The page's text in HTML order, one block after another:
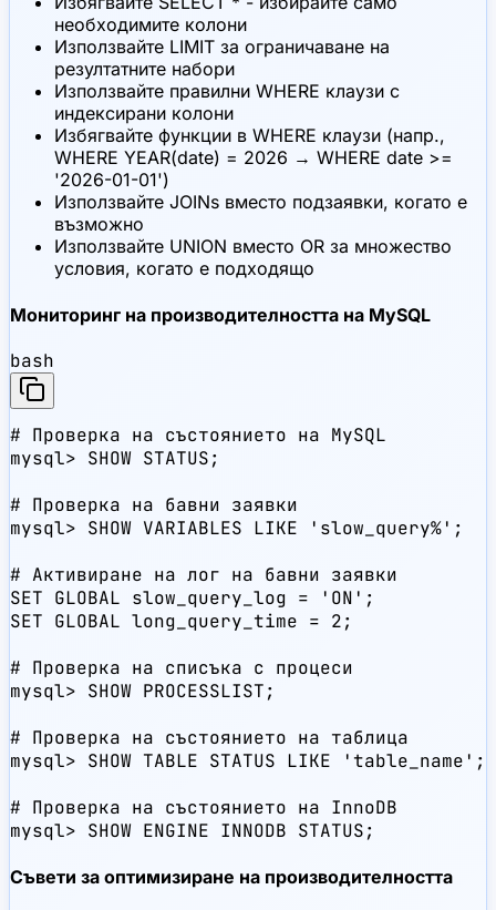
необходимите колони
Използвайте LIMIT за ограничаване на
резултатните набори
Използвайте правилни WHERE клаузи с
индексирани колони
Избягвайте функции в WHERE клаузи (напр.,
WHERE YEAR(date) = 2026 → WHERE date >=
'2026-01-01')
Използвайте JOINs вместо подзаявки, когато е
възможно
Използвайте UNION вместо OR за множество
условия, когато е подходящо
Мониторинг на производителността на MySQL
bash
# Проверка на състоянието на MySQL
mysql> SHOW STATUS;
# Проверка на бавни заявки
mysql> SHOW VARIABLES LIKE 'slow_query%';
# Активиране на лог на бавни заявки
SET GLOBAL slow_query_log = 'ON';
SET GLOBAL long_query_time = 2;
# Проверка на списъка с процеси
mysql> SHOW PROCESSLIST;
# Проверка на състоянието на таблица
mysql> SHOW TABLE STATUS LIKE 'table_name';
# Проверка на състоянието на InnoDB
mysql> SHOW ENGINE INNODB STATUS;
Съвети за оптимизиране на производителността